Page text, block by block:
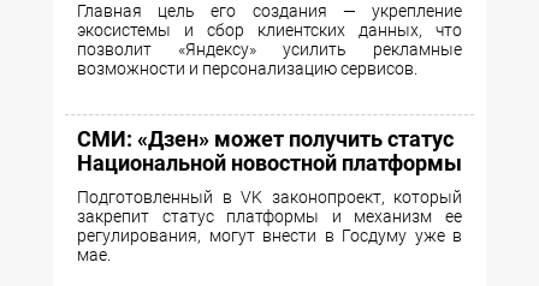
Главная цель его создания — укрепление
экосистемы и сбор клиентских данных, что
позволит «Яндексу» усилить рекламные
возможности и персонализацию сервисов.
СМИ: «Дзен» может получить статус
Национальной новостной платформы
Подготовленный в VK законопроект, который
закрепит статус платформы и механизм ее
регулирования, могут внести в Госдуму уже в
мае.